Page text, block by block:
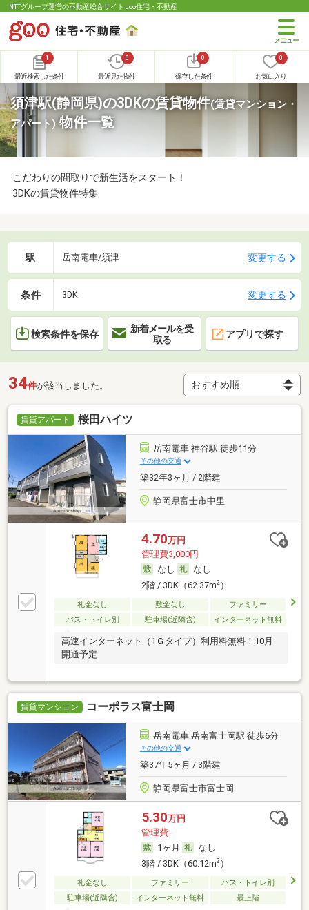
NTTグループ運営の不動産総合サイト goo住宅・不動産
1
最近検索した条件
0
最近見た物件
0
保存した条件
0
お気に入り
須津駅(静岡県)の3DKの賃貸物件(賃貸マンション・
アパート) 物件一覧
こだわりの間取りで新生活をスタート！
3DKの賃貸物件特集
駅 岳南電車/須津 変更する
条件 3DK 変更する
検索条件を保存
新着メールを受
取る
アプリで探す
34件が該当しました。
賃貸アパート 桜田ハイツ
岳南電車 神谷駅 徒歩11分
その他の交通
築32年3ヶ月 / 2階建
静岡県富士市中里
4.70万円
管理費3,000円
なし
なし
2階 / 3DK（62.37m2）
礼金なし 敷金なし
ファミリー
バス・トイレ別
駐車場(近隣含) インターネット無料
高速インターネット（1Ｇタイプ）利用料無料！10月
開通予定
賃貸マンション コーポラス富士岡
岳南電車 岳南富士岡駅 徒歩6分
その他の交通
築37年5ヶ月 / 3階建
静岡県富士市富士岡
5.30万円
管理費-
1ヶ月
なし
3階 / 3DK（60.12m2）
礼金なし ファミリー
バス・トイレ別
駐車場(近隣含)
インターネット無料 最上階